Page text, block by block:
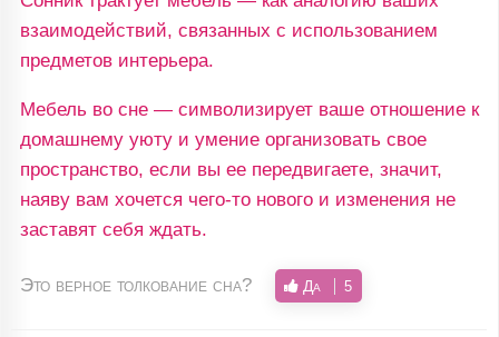
взаимодействий, связанных с использованием
предметов интерьера.
Мебель во сне — символизирует ваше отношение к
домашнему уюту и умение организовать свое
пространство, если вы ее передвигаете, значит,
наяву вам хочется чего-то нового и изменения не
заставят себя ждать.
Это верное толкование сна? Да 5